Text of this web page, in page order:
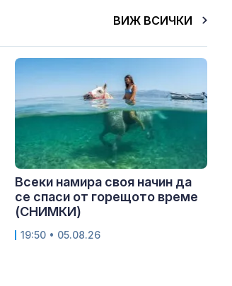
ВИЖ ВСИЧКИ
Всеки намира своя начин да
се спаси от горещото време
(СНИМКИ)
19:50 • 05.08.26